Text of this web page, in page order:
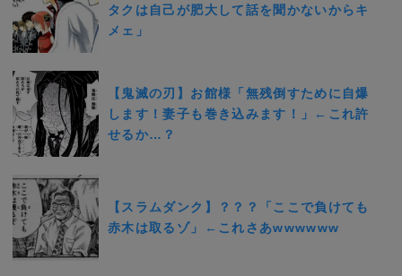
タクは自己が肥大して話を聞かないからキ
メェ」
【鬼滅の刃】お館様「無残倒すために自爆
します！妻子も巻き込みます！」←これ許
せるか…？
【スラムダンク】？？？「ここで負けても
赤木は取るゾ」←これさあwwwwww